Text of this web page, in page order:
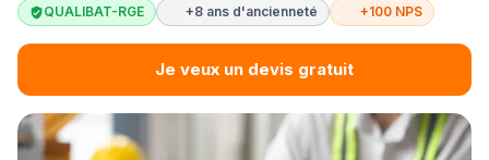
QUALIBAT-RGE +8 ans d'ancienneté +100 NPS
Je veux un devis gratuit